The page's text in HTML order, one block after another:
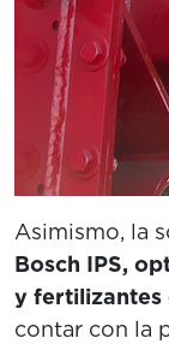
Asimismo, la
Bosch IPS,
y fertilizantes
contar con la